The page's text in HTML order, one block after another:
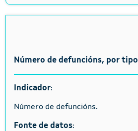
Número de defuncións, por
Indicador:
Número de defuncións.
Fonte de datos: